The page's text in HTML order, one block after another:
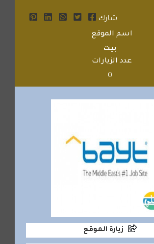
شارك
اسم الموقع
بيت
عدد الزيارات
0
زيارة الموقع